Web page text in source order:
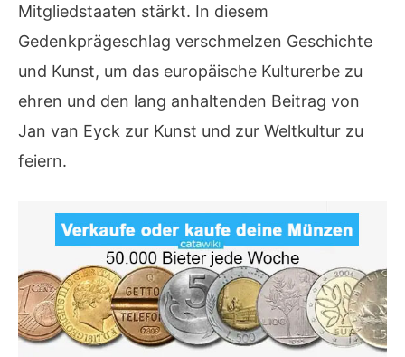
Mitgliedstaaten stärkt. In diesem
Gedenkprägeschlag verschmelzen Geschichte
und Kunst, um das europäische Kulturerbe zu
ehren und den lang anhaltenden Beitrag von
Jan van Eyck zur Kunst und zur Weltkultur zu
feiern.